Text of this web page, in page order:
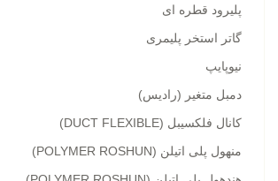
پلیرود قطره ای
گاتر استخر پلیمری
نیوپایپ
دمبل متغیر (رادیس)
کانال فلکسیبل (DUCT FLEXIBLE)
منهول پلی اتیلن (POLYMER ROSHUN)